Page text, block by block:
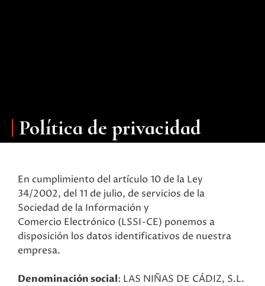
Política de privacidad
En cumplimiento del artículo 10 de la Ley
34/2002, del 11 de julio, de servicios de la
Sociedad de la Información y
Comercio Electrónico (LSSI-CE) ponemos a
disposición los datos identificativos de nuestra
empresa.
Denominación social: LAS NIÑAS DE CÁDIZ, S.L.